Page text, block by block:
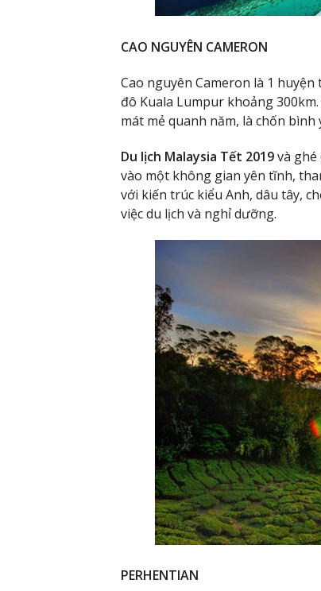
CAO NGUYÊN CAMERON
Cao nguyên Cameron là 1
đô Kuala Lumpur khoảng
mát mẻ quanh năm, là chốn
Du lịch Malaysia Tết 2019và ghé
vào một không gian yên tĩnh,
với kiến trúc kiểu Anh, dâu tây,
việc du lịch và nghỉ dưỡng.
PERHENTIAN